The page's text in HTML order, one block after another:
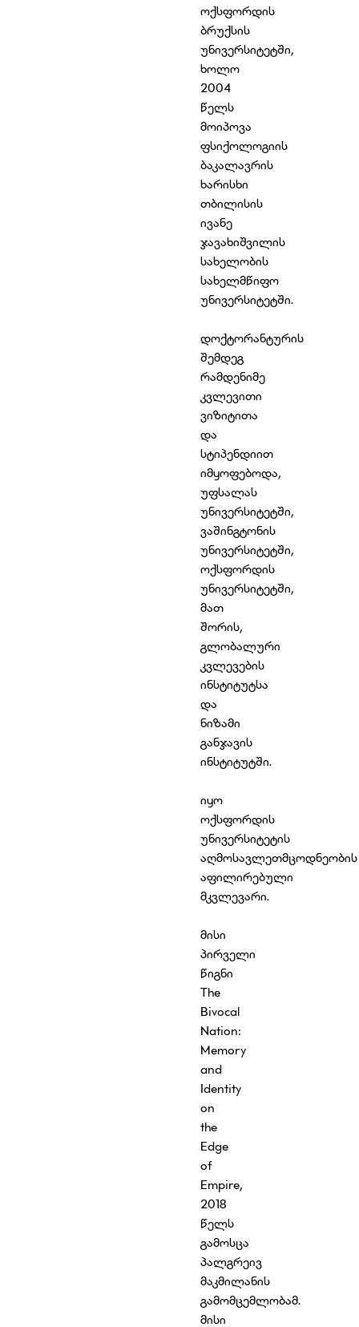
ოქსფორდის
ბრუქსის
უნივერსიტეტში,
ხოლო
2004
წელს
მოიპოვა
ფსიქოლოგიის
ბაკალავრის
ხარისხი
თბილისის
ივანე
ჯავახიშვილის
სახელობის
სახელმწიფო
უნივერსიტეტში.
დოქტორანტურის
შემდეგ
რამდენიმე
კვლევითი
ვიზიტითა
და
სტიპენდიით
იმყოფებოდა,
უფსალას
უნივერსიტეტში,
ვაშინგტონის
უნივერსიტეტში,
ოქსფორდის
უნივერსიტეტში,
მათ
შორის,
გლობალური
კვლევების
ინსტიტუტსა
და
ნიზამი
განჯავის
ინსტიტუტში.
იყო
ოქსფორდის
უნივერსიტეტის
აღმოსავლეთმცოდნეობის
აფილირებული
მკვლევარი.
მისი
პირველი
წიგნი
The
Bivocal
Nation:
Memory
and
Identity
on
the
Edge
of
Empire,
2018
წელს
გამოსცა
პალგრეივ
მაკმილანის
გამომცემლობამ.
მისი